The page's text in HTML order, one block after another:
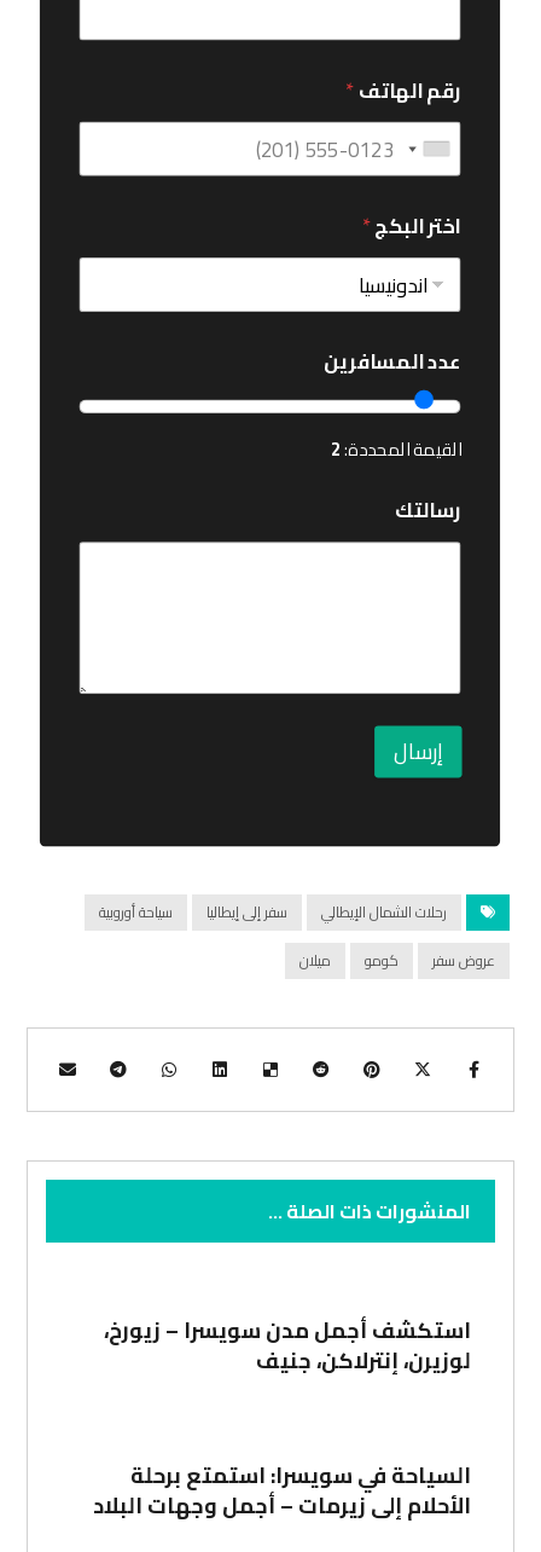
رقم الهاتف*
اختر البكج*
عدد المسافرين
القيمة المحددة:2
رسالتك
إرسال
رحلات الشمال الإيطالي سفر إلى إيطاليا
سياحة أوروبية
عروض سفر
كومو ميلان
المنشورات ذات الصلة ...
استكشف أجمل مدن سويسرا – زيورخ،
لوزيرن، إنترلاكن، جنيف
السياحة في سويسرا: استمتع برحلة
الأحلام إلى زيرمات – أجمل وجهات البلاد